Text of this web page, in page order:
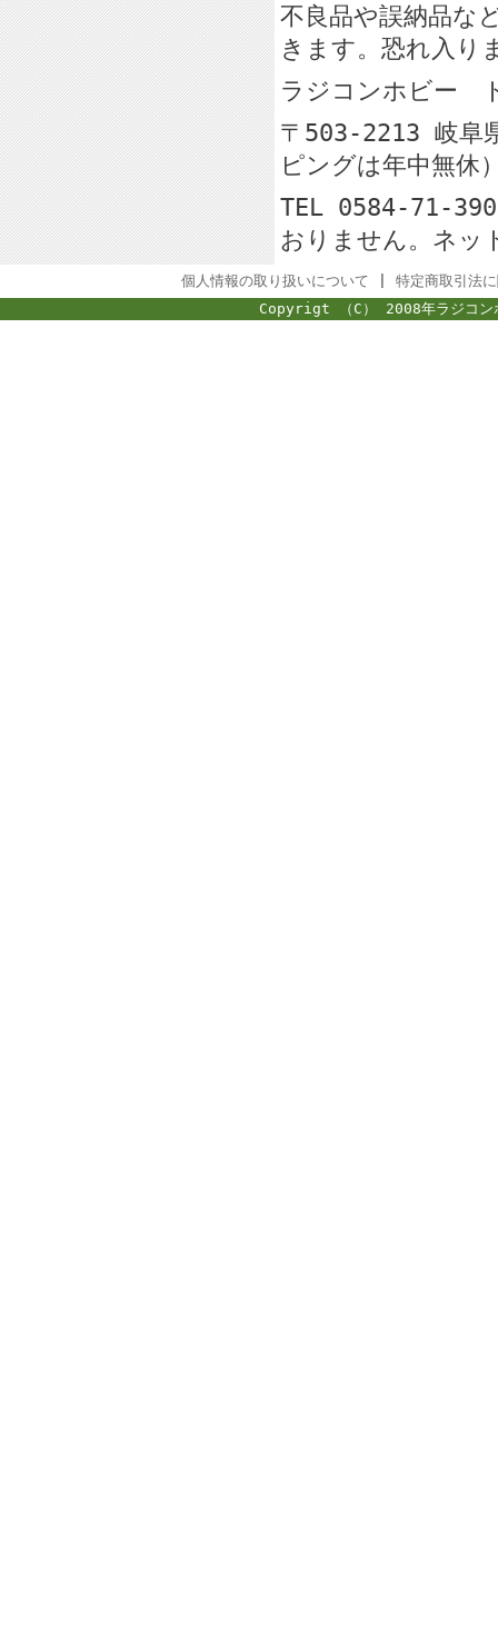
不良品や誤納品な
きます。恐れ入り
ラジコンホビ
〒503-2213 岐阜
ピングは年中無休
TEL 0584-71-
おりません。ネッ
個人情報の取り扱いについて
特定商取引法
Copyrigt （C） 2008年ラジコ